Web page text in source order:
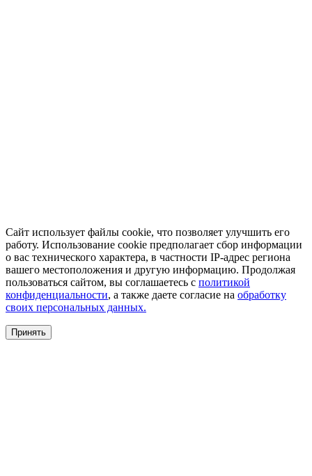
Сайт использует файлы cookie, что позволяет улучшить его
работу. Использование cookie предполагает сбор информации
о вас технического характера, в частности IP-адрес региона
вашего местоположения и другую информацию. Продолжая
пользоваться сайтом, вы соглашаетесь с политикой
конфиденциальности, а также даете согласие на обработку
своих персональных данных.
Принять